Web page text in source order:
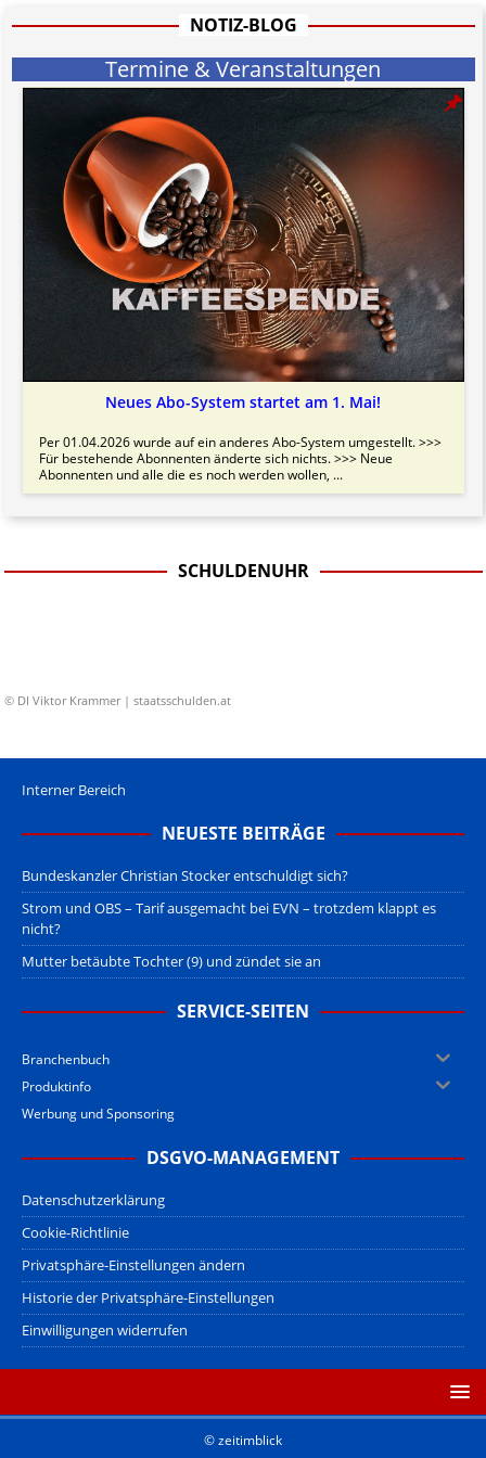
Bitte beachten Sie in dem Zusammenhang auch unsereAGB.
NOTIZ-BLOG
Termine & Veranstaltungen
Neues Abo-System startet am 1. Mai!
Per 01.04.2026 wurde auf ein anderes Abo-System umgestellt. >>>
Für bestehende Abonnenten änderte sich nichts. >>> Neue
Abonnenten und alle die es noch werden wollen, ...
SCHULDENUHR
© DI Viktor Krammer | staatsschulden.at
Interner Bereich
NEUESTE BEITRÄGE
Bundeskanzler Christian Stocker entschuldigt sich?
Strom und OBS – Tarif ausgemacht bei EVN – trotzdem klappt es
nicht?
Mutter betäubte Tochter (9) und zündet sie an
SERVICE-SEITEN
Branchenbuch
Produktinfo
Werbung und Sponsoring
DSGVO-MANAGEMENT
Datenschutzerklärung
Cookie-Richtlinie
Privatsphäre-Einstellungen ändern
Historie der Privatsphäre-Einstellungen
Einwilligungen widerrufen
© zeitimblick